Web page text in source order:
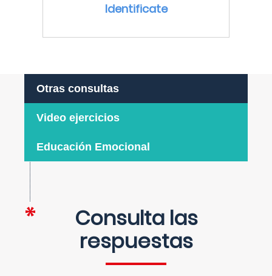
Identificate
Otras consultas
Video ejercicios
Educación Emocional
Consulta las
respuestas